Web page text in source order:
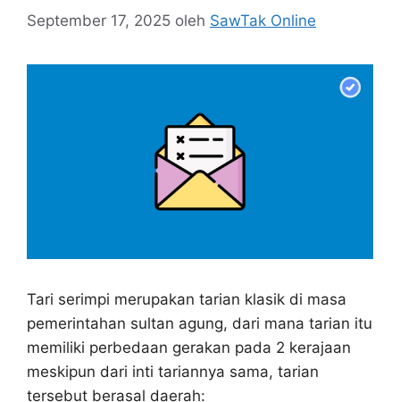
September 17, 2025 oleh SawTak Online
Tari serimpi merupakan tarian klasik di masa
pemerintahan sultan agung, dari mana tarian itu
memiliki perbedaan gerakan pada 2 kerajaan
meskipun dari inti tariannya sama, tarian
tersebut berasal daerah: